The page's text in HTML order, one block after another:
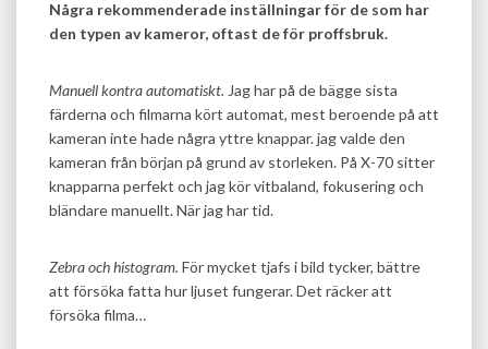
Några rekommenderade inställningar för de som har
den typen av kameror, oftast de för proffsbruk.
Manuell kontra automatiskt. Jag har på de bägge sista
färderna och filmarna kört automat, mest beroende på att
kameran inte hade några yttre knappar. jag valde den
kameran från början på grund av storleken. På X-70 sitter
knapparna perfekt och jag kör vitbaland, fokusering och
bländare manuellt. När jag har tid.
Zebra och histogram. För mycket tjafs i bild tycker, bättre
att försöka fatta hur ljuset fungerar. Det räcker att
försöka filma…